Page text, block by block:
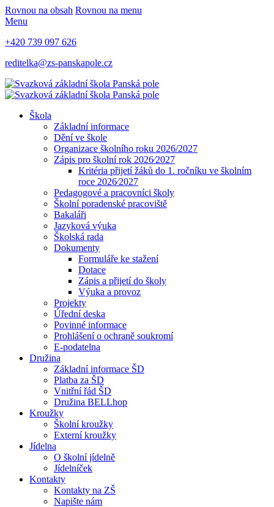
Rovnou na obsah Rovnou na menu
Menu
+420 739 097 626
reditelka@zs-panskapole.cz
Škola
Základní informace
Dění ve škole
Organizace školního roku 2026/2027
Zápis pro školní rok 2026⁄2027
Kritéria přijetí žáků do 1. ročníku ve školním
roce 2026⁄2027
Pedagogové a pracovníci školy
Školní poradenské pracoviště
Bakaláři
Jazyková výuka
Školská rada
Dokumenty
Formuláře ke stažení
Dotace
Zápis a přijetí do školy
Výuka a provoz
Projekty
Úřední deska
Povinné informace
Prohlášení o ochraně soukromí
E-podatelna
Družina
Základní informace ŠD
Platba za ŠD
Vnitřní řád ŠD
Družina BELLhop
Kroužky
Školní kroužky
Externí kroužky
Jídelna
O školní jídelně
Jídelníček
Kontakty
Kontakty na ZŠ
Napište nám